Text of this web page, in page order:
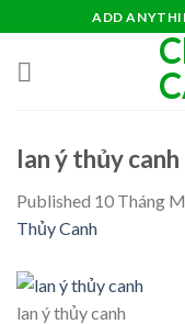
content
ADD
lan ý thủy canh
Published 10 Tháng
Thủy Canh
lan ý thủy canh